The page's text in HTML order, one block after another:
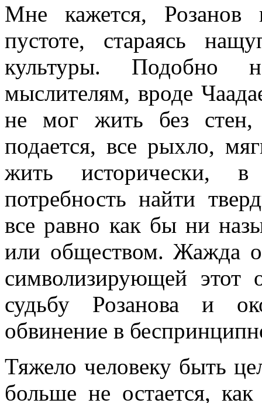
Мне кажется,
пустоте, стараясь
культуры. Подобно
мыслителям, вроде
не мог жить без стен,
подается, все рыхло,
жить исторически, в
потребность найти
все равно как бы ни
или обществом. Жажда
символизирующей этот
судьбу Розанова и
обвинение в
Тяжело человеку быть
больше не остается,